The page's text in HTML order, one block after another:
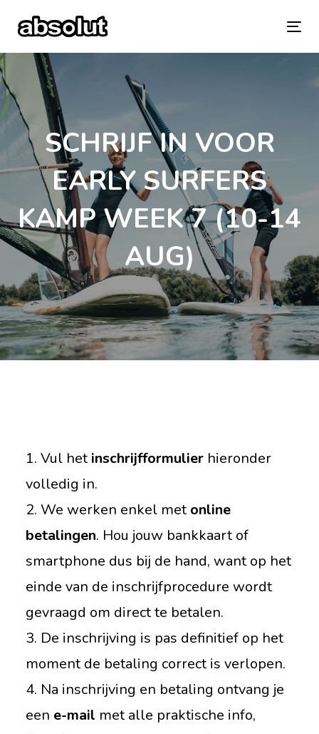
links
primary
navigation
Skip
content
SCHRIJF IN VOOR
EARLY SURFERS
KAMP WEEK 7 (10-14
AUG)
1. Vul hetinschrijfformulierhieronder
volledig in.
2. We werken enkel metonline
betalingen. Hou jouw bankkaart of
smartphone dus bij de hand, want op het
einde van de inschrijfprocedure wordt
gevraagd om direct te betalen.
3. De inschrijving is pas definitief op het
moment de betaling correct is verlopen.
4. Na inschrijving en betaling ontvang je
een e-mail met alle praktische info,